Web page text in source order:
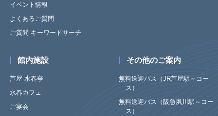
イベント情報
よくあるご質問
ご質問 キーワードサーチ
館内施設
芦屋 水春亭
水春カフェ
ご宴会
その他のご案内
無料送迎バス（JR芦屋駅～コー
ス）
無料送迎バス（阪急夙川駅～コー
ス）